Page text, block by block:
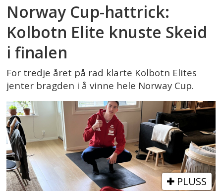
Norway Cup-hattrick:
Kolbotn Elite knuste Skeid
i finalen
For tredje året på rad klarte Kolbotn Elites
jenter bragden i å vinne hele Norway Cup.
PLUSS